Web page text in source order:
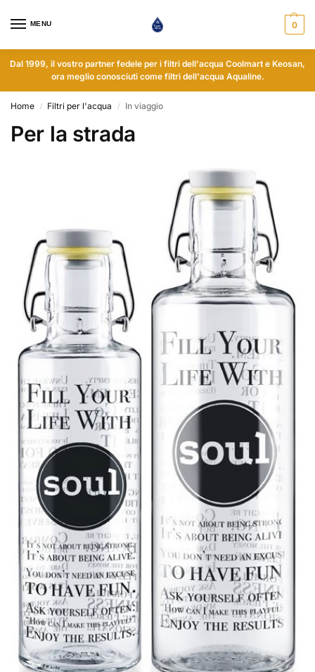
MENU 0
Dal 1999, il vostro partner fedele per i filtri dell'acqua Coolmart e Keosan,
ora meglio conosciuti come filtri dell'acqua Aqualine.
Home / Filtri per l'acqua / In viaggio
Per la strada